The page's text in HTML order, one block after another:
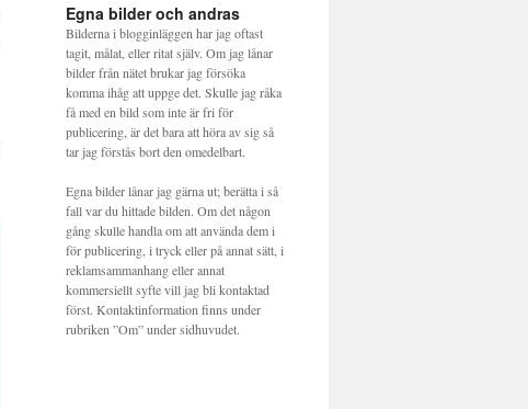
Egna bilder och andras
Bilderna i blogginläggen har jag oftast
tagit, målat, eller ritat själv. Om jag lånar
bilder från nätet brukar jag försöka
komma ihåg att uppge det. Skulle jag råka
få med en bild som inte är fri för
publicering, är det bara att höra av sig så
tar jag förstås bort den omedelbart.
Egna bilder lånar jag gärna ut; berätta i så
fall var du hittade bilden. Om det någon
gång skulle handla om att använda dem i
för publicering, i tryck eller på annat sätt, i
reklamsammanhang eller annat
kommersiellt syfte vill jag bli kontaktad
först. Kontaktinformation finns under
rubriken ”Om” under sidhuvudet.